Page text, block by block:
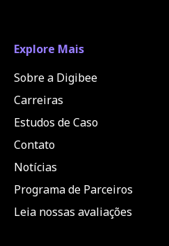
Explore Mais
Sobre a Digibee
Carreiras
Estudos de Caso
Contato
Notícias
Programa de Parceiros
Leia nossas avaliações